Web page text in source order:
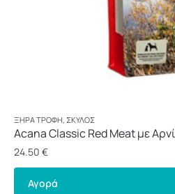
ΞΗΡΆ ΤΡΟΦΉ, ΣΚΎΛΟΣ
Acana Classic Red Meat με
24.50 €
Αγορά